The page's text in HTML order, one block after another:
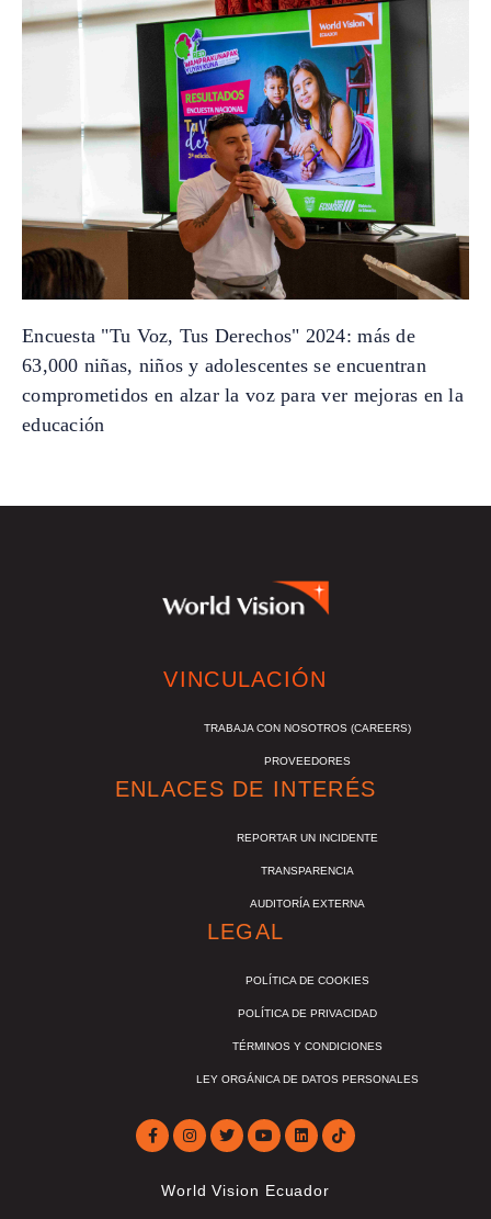
Encuesta "Tu Voz, Tus Derechos" 2024: más de
63,000 niñas, niños y adolescentes se encuentran
comprometidos en alzar la voz para ver mejoras en la
educación
VINCULACIÓN
TRABAJA CON NOSOTROS (CAREERS)
PROVEEDORES
ENLACES DE INTERÉS
REPORTAR UN INCIDENTE
TRANSPARENCIA
AUDITORÍA EXTERNA
LEGAL
POLÍTICA DE COOKIES
POLÍTICA DE PRIVACIDAD
TÉRMINOS Y CONDICIONES
LEY ORGÁNICA DE DATOS PERSONALES
World Vision Ecuador